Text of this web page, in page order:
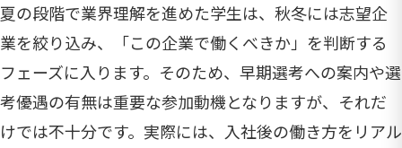
夏の段階で業界理解を進めた学生は、秋冬には志望企
業を絞り込み、「この企業で働くべきか」を判断する
フェーズに入ります。そのため、早期選考への案内や選
考優遇の有無は重要な参加動機となりますが、それだ
けでは不十分です。実際には、入社後の働き方をリアル